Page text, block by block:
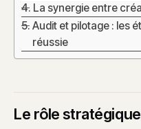
La synergie entre
Audit et pilotage : les
réussie
Le rôle